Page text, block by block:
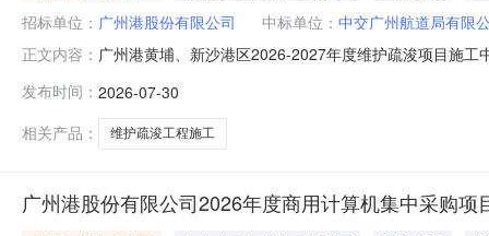
招标单位： 广州港股份有限公司 中标单位： 中交广州航道局有限
正文内容： 广州港黄埔、新沙港区2026-2027年度维护疏浚项目施
港股份有限公司沙角锚地（39SJ-42SJ）
发布时间： 2026-07-30
相关产品：
维护疏浚工程施工
广州港股份有限公司2026年度商用计算机集中采购